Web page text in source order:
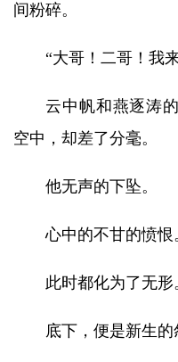
间粉碎。
“大哥！二哥！我
云中帆和燕逐涛
空中，却差了分毫。
他无声的下坠。
心中的不甘的愤恨
此时都化为了无形
底下，便是新生的